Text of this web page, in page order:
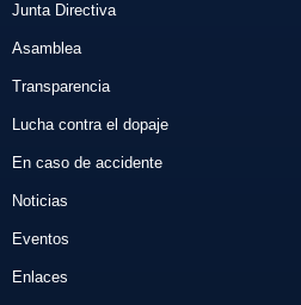
Junta Directiva
Asamblea
Transparencia
Lucha contra el dopaje
En caso de accidente
Noticias
Eventos
Enlaces